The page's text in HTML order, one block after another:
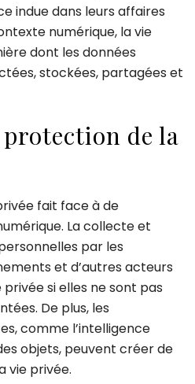
indue dans leurs affaires
numérique, la vie
dont les données
stockées, partagées et
de la
fait face à de
La collecte et
par les
et d’autres acteurs
si elles ne sont pas
De plus, les
comme l’intelligence
objets, peuvent créer de
vie privée.